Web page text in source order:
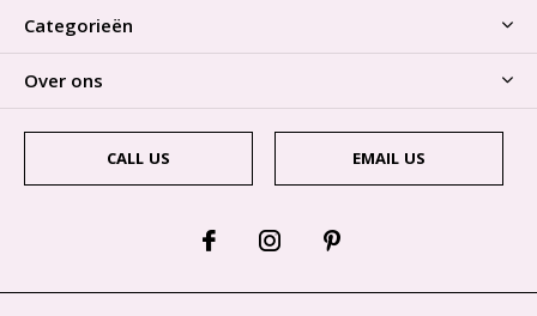
Categorieën
Over ons
CALL US EMAIL US